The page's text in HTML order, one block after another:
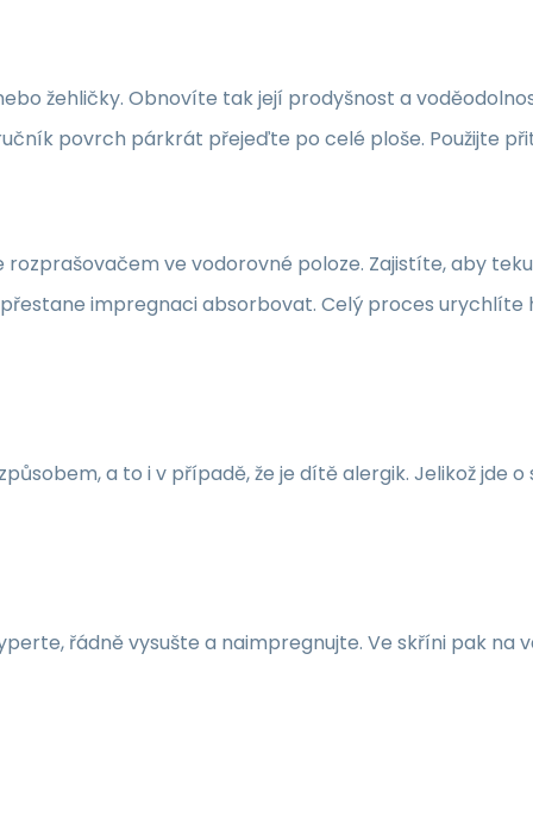
žehličky. Obnovíte tak její prodyšnost a
povrch párkrát přejeďte po celé ploše. Použijte
rozprašovačem ve vodorovné poloze. Zajistíte, aby
impregnaci absorbovat. Celý proces
a to i v případě, že je dítě alergik. Jelikož jde
řádně vysušte a naimpregnujte. Ve skříni pak na